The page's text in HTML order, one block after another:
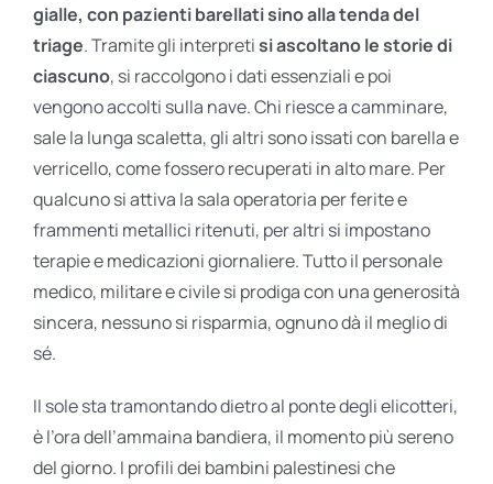
gialle, con pazienti barellati sino alla tenda del
triage. Tramite gli interpretisi ascoltano le storie di
ciascuno, si raccolgono i dati essenziali e poi
vengono accolti sulla nave. Chi riesce a camminare,
sale la lunga scaletta, gli altri sono issati con barella e
verricello, come fossero recuperati in alto mare. Per
qualcuno si attiva la sala operatoria per ferite e
frammenti metallici ritenuti, per altri si impostano
terapie e medicazioni giornaliere. Tutto il personale
medico, militare e civile si prodiga con una generosità
sincera, nessuno si risparmia, ognuno dà il meglio di
sé.
Il sole sta tramontando dietro al ponte degli elicotteri,
è l’ora dell’ammaina bandiera, il momento più sereno
del giorno. I profili dei bambini palestinesi che